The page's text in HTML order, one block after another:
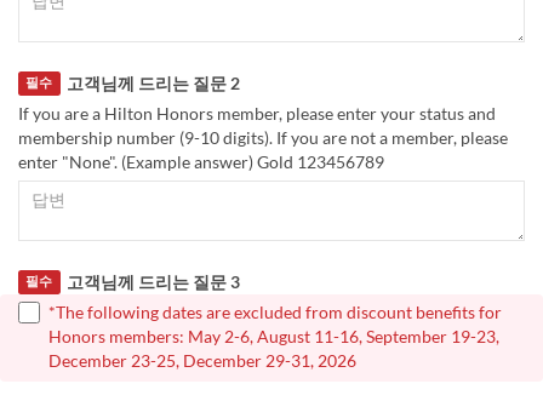
고객님께 드리는 질문 2
필수
If you are a Hilton Honors member, please enter your status and
membership number (9-10 digits). If you are not a member, please
enter "None". (Example answer) Gold 123456789
고객님께 드리는 질문 3
필수
*The following dates are excluded from discount benefits for
Honors members: May 2-6, August 11-16, September 19-23,
December 23-25, December 29-31, 2026